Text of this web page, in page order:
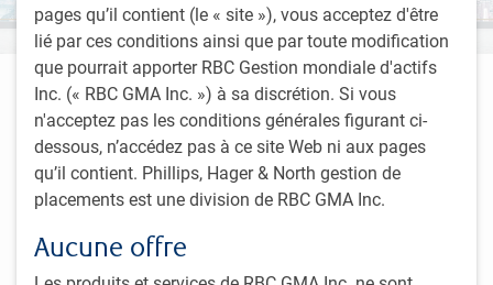
pages qu’il contient (le « site »), vous acceptez d'être
lié par ces conditions ainsi que par toute modification
que pourrait apporter RBC Gestion mondiale d'actifs
Inc. (« RBC GMA Inc. ») à sa discrétion. Si vous
n'acceptez pas les conditions générales figurant ci-
dessous, n’accédez pas à ce site Web ni aux pages
qu’il contient. Phillips, Hager & North gestion de
placements est une division de RBC GMA Inc.
Aucune offre
Perspectives régionales
Canada États-Unis Europe Asie
de la dernière année, qui ont totalisé environ